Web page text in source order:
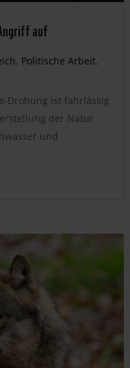
auf
, Politische Arbeit,
Drohung ist fahrlässig
der Natur
und